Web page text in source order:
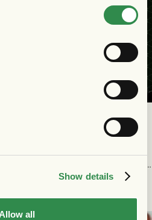
Show details
all
GAIS - FC Nordsjælland
kan behöva inför ditt besök på
GAIS och FC Nordsjælland i
Avspark kl 19.00 på torsdag